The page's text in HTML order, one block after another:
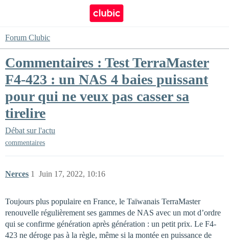
Forum Clubic
Commentaires : Test TerraMaster
F4-423 : un NAS 4 baies puissant
pour qui ne veux pas casser sa
tirelire
Débat sur l'actu
commentaires
Nerces Juin 17, 2022, 10:16
1
Toujours plus populaire en France, le Taïwanais TerraMaster
renouvelle régulièrement ses gammes de NAS avec un mot d’ordre
qui se confirme génération après génération : un petit prix. Le F4-
423 ne déroge pas à la règle, même si la montée en puissance de